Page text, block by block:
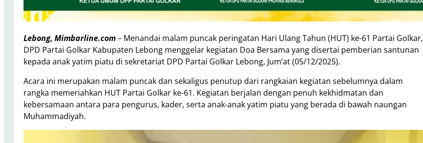
Lebong, Mimbarline.com– Menandai malam puncak peringatan Hari Ulang Tahun (HUT) ke-61 Partai Golkar,
DPD Partai Golkar Kabupaten Lebong menggelar kegiatan Doa Bersama yang disertai pemberian santunan
kepada anak yatim piatu di sekretariat DPD Partai Golkar Lebong, Jum’at (05/12/2025).
Acara ini merupakan malam puncak dan sekaligus penutup dari rangkaian kegiatan sebelumnya dalam
rangka memeriahkan HUT Partai Golkar ke-61. Kegiatan berjalan dengan penuh kekhidmatan dan
kebersamaan antara para pengurus, kader, serta anak-anak yatim piatu yang berada di bawah naungan
Muhammadiyah.